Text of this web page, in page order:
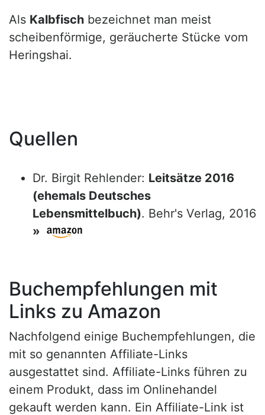
Als Kalbfisch bezeichnet man meist
scheibenförmige, geräucherte Stücke vom
Heringshai.
Quellen
Dr. Birgit Rehlender: Leitsätze 2016
(ehemals Deutsches
Lebensmittelbuch). Behr's Verlag, 2016
»
Buchempfehlungen mit
Links zu Amazon
Nachfolgend einige Buchempfehlungen, die
mit so genannten Affiliate-Links
ausgestattet sind. Affiliate-Links führen zu
einem Produkt, dass im Onlinehandel
gekauft werden kann. Ein Affiliate-Link ist